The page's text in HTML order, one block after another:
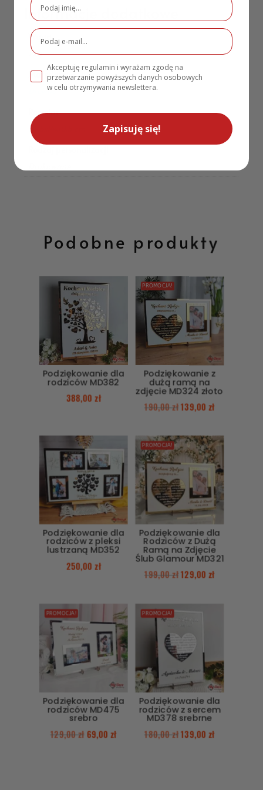
Informacje dodatkowe
Waga
1 kg
Materiał
Drewno
Rozmiar
29,5x14x10,5 cm
Podobne produkty
Podziękowanie dla
rodziców MD382
388,00zł
PROMOCJA!
Podziękowanie z
dużą ramą na
zdjęcie MD324 złoto
190,00 zł139,00 zł
Podziękowanie dla
rodziców z pleksi
lustrzaną MD352
250,00zł
PROMOCJA!
Podziękowanie dla
Rodziców z Dużą
Ramą na Zdjęcie
Ślub Glamour MD321
199,00 zł129,00 zł
PROMOCJA!
Podziękowanie dla
rodziców MD475
srebro
129,00 zł 69,00 zł
PROMOCJA!
Podziękowanie dla
rodziców z sercem
MD378 srebrne
180,00 zł139,00 zł
Akceptuję regulamin i wyrażam zgodę na
przetwarzanie powyższych danych osobowych
w celu otrzymywania newslettera.
Zapisuję się!